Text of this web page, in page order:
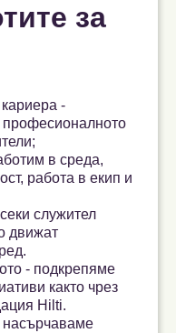
за
-
професионалното
в среда,
работа в екип и
служител
движат
- подкрепяме
както чрез
Hilti.
насърчаваме